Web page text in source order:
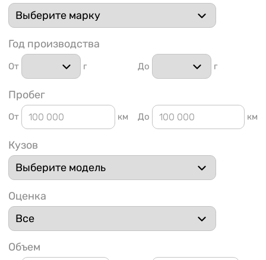
91
Год производства
От г До г
Пробег
От км До км
Кузов
Оценка
Объем